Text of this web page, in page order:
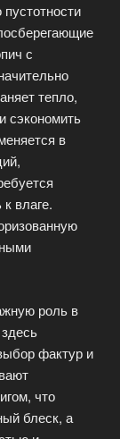
с
тепло,
сэкономить
в
влаге.
роль в
фактур и
что
блеск, а